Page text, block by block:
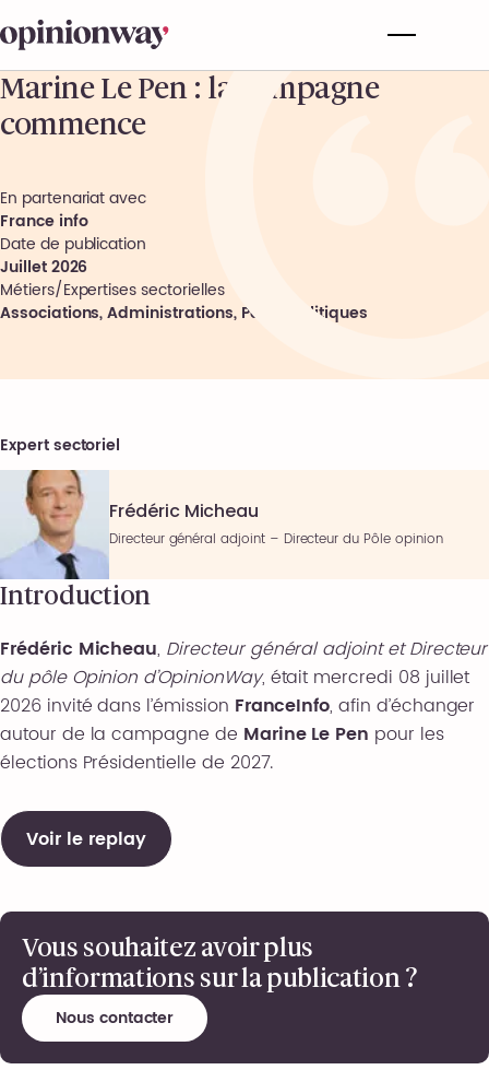
Marine Le Pen : la campagne
commence
En partenariat avec
France info
Date de publication
Juillet 2026
Métiers/Expertises sectorielles
Associations, Administrations, Partis Politiques
Introduction
Frédéric Micheau, Directeur général adjoint et Directeur
du pôle Opinion d’OpinionWay, était mercredi 08 juillet
2026 invité dans l’émission FranceInfo, afin d’échanger
autour de la campagne de Marine Le Pen pour les
élections Présidentielle de 2027.
Voir le replay
Vous souhaitez avoir plus
d’informations sur la publication ?
Nous contacter
Expert sectoriel
Frédéric Micheau
Directeur général adjoint – Directeur du Pôle opinion